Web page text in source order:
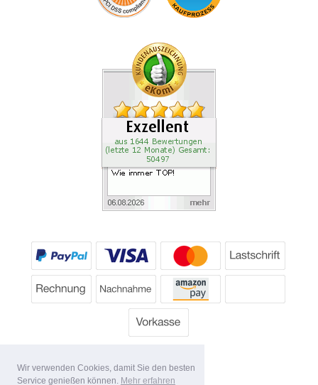
Wir verwenden Cookies, damit Sie den besten
Service genießen können. Mehr erfahren